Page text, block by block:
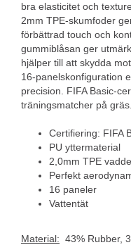
bra elasticitet och
2mm TPE-skumfoder
förbättrad touch och
gummiblåsan ger
hjälper till att skydda
16-panelskonfiguration
precision. FIFA Basic-
träningsmatcher på gräs.
Certifiering: FIFA
PU yttermaterial
2,0mm TPE
Perfekt
16 paneler
Vattentät
Material: 43% Rubber,